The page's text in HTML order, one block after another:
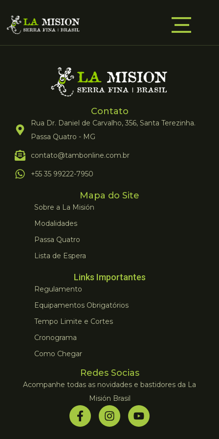
Contato
Rua Dr. Daniel de Carvalho, 356, Santa Terezinha.
Passa Quatro - MG
contato@tambonline.com.br
+55 35 99222-7950
Mapa do Site
Sobre a La Misión
Modalidades
Passa Quatro
Lista de Espera
Links Importantes
Regulamento
Equipamentos Obrigatórios
Tempo Limite e Cortes
Cronograma
Como Chegar
Redes Socias
Acompanhe todas as novidades e bastidores da La
Misión Brasil